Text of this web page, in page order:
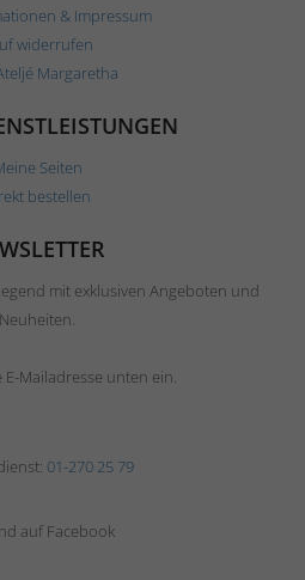
& Impressum
widerrufen
Margaretha
Seiten
bestellen
mit exklusiven Angeboten und
Neuheiten.
E-Mailadresse unten ein.
01-270 25 79
auf Facebook